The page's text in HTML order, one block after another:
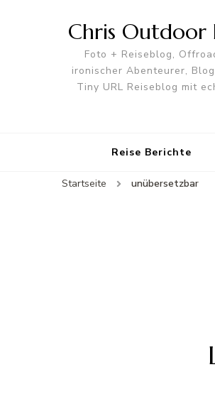
Chris Outdoor
Foto + Reiseblog,
ironischer Abenteurer,
Tiny URL Reiseblog mit
Reise Berichte
Startseite unübersetzbar